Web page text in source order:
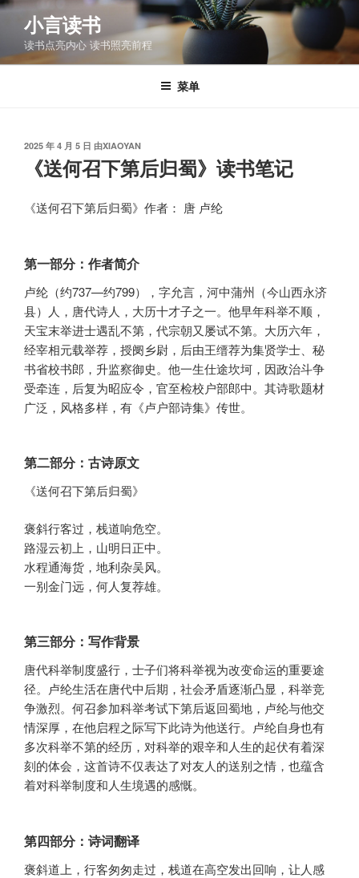
跳
容
小言读书
读书点亮内心 读书照亮前程
菜单
发
2025 年 4 月 5 日 由XIAOYAN
《送何召下第后归蜀》读书笔记
《送何召下第后归蜀》作者： 唐 卢纶
第一部分：作者简介
卢纶（约737—约799），字允言，河中蒲州（今山西永济
县）人，唐代诗人，大历十才子之一。他早年科举不顺，
天宝末举进士遇乱不第，代宗朝又屡试不第。大历六年，
经宰相元载举荐，授阌乡尉，后由王缙荐为集贤学士、秘
书省校书郎，升监察御史。他一生仕途坎坷，因政治斗争
受牵连，后复为昭应令，官至检校户部郎中。其诗歌题材
广泛，风格多样，有《卢户部诗集》传世。
第二部分：古诗原文
《送何召下第后归蜀》
褒斜行客过，栈道响危空。
路湿云初上，山明日正中。
水程通海货，地利杂吴风。
一别金门远，何人复荐雄。
第三部分：写作背景
唐代科举制度盛行，士子们将科举视为改变命运的重要途
径。卢纶生活在唐代中后期，社会矛盾逐渐凸显，科举竞
争激烈。何召参加科举考试下第后返回蜀地，卢纶与他交
情深厚，在他启程之际写下此诗为他送行。卢纶自身也有
多次科举不第的经历，对科举的艰辛和人生的起伏有着深
刻的体会，这首诗不仅表达了对友人的送别之情，也蕴含
着对科举制度和人生境遇的感慨。
第四部分：诗词翻译
褒斜道上，行客匆匆走过，栈道在高空发出回响，让人感